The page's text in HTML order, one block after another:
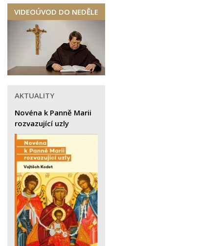
VIDEOÚVOD DO NEDĚLE
AKTUALITY
Novéna k Panně Marii
rozvazující uzly